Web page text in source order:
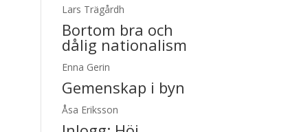
Lars Trägårdh
Bortom bra och
dålig nationalism
Enna Gerin
Gemenskap i byn
Åsa Eriksson